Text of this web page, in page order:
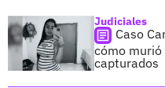
Judiciales
Caso
cómo
capturados